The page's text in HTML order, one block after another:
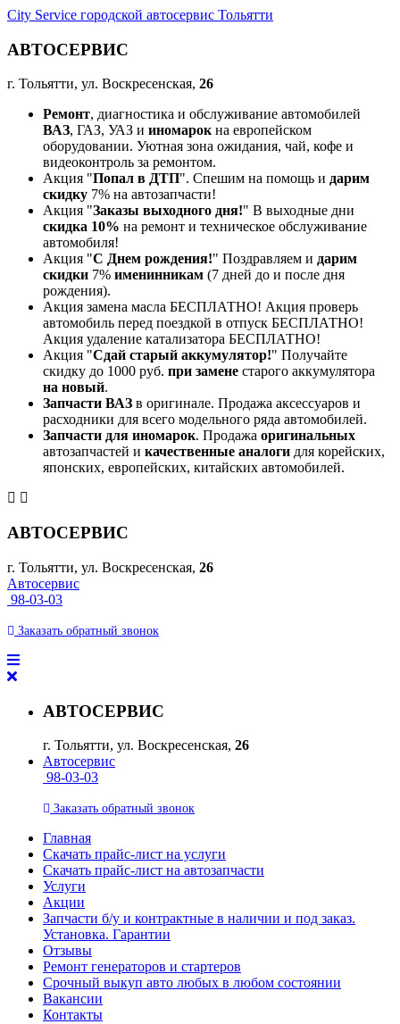
City Service городской автосервис Тольятти
АВТОСЕРВИС
г. Тольятти, ул. Воскресенская, 26
Ремонт, диагностика и обслуживание автомобилей
ВАЗ, ГАЗ, УАЗ и иномарокна европейском
оборудовании. Уютная зона ожидания, чай, кофе и
видеоконтроль за ремонтом.
Акция "Попал в ДТП". Спешим на помощь и дарим
скидку 7% на автозапчасти!
Акция "Заказы выходного дня!" В выходные дни
скидка 10% на ремонт и техническое обслуживание
автомобиля!
Акция "С Днем рождения!" Поздравляем и дарим
скидки 7% именинникам (7 дней до и после дня
рождения).
Акция замена масла БЕСПЛАТНО! Акция проверь
автомобиль перед поездкой в отпуск БЕСПЛАТНО!
Акция удаление катализатора БЕСПЛАТНО!
Акция "Сдай старый аккумулятор!" Получайте
скидку до 1000 руб. при замене старого аккумулятора
на новый.
Запчасти ВАЗ в оригинале. Продажа аксессуаров и
расходники для всего модельного ряда автомобилей.
Запчасти для иномарок. Продажа оригинальных
автозапчастей и качественные аналоги для корейских,
японских, европейских, китайских автомобилей.
АВТОСЕРВИС
г. Тольятти, ул. Воскресенская, 26
Автосервис
98-03-03
Заказать обратный звонок
АВТОСЕРВИС
г. Тольятти, ул. Воскресенская, 26
Автосервис
98-03-03
Заказать обратный звонок
Главная
Скачать прайс-лист на услуги
Скачать прайс-лист на автозапчасти
Услуги
Акции
Запчасти б/у и контрактные в наличии и под заказ.
Установка. Гарантии
Отзывы
Ремонт генераторов и стартеров
Cрочный выкуп авто любых в любом состоянии
Вакансии
Контакты